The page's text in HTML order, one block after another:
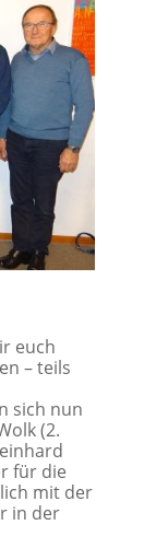
euch
– teils
sich nun
(2.
für die
mit der
in der